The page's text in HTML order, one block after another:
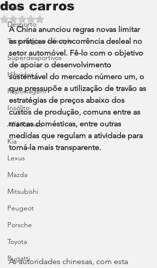
Teste
Desporto
Tecnologia e Lifestyle
Superdesportivos
Híbridos
Reportagem
Insólito
Alfa Romeo
Kia
Lexus
Mazda
Mitsubishi
Peugeot
Porsche
Toyota
Bugatti
dos carros
Avaliado com NaN de 5 estrelas.
A China anunciou regras novas limitar
as práticas de concorrência desleal no
setor automóvel. Fê-lo com o objetivo
de apoiar o desenvolvimento
sustentável do mercado número um, o
que pressupõe a utilização de travão as
estratégias de preços abaixo dos
custos de produção, comuns entre as
marcas domésticas, entre outras
medidas que regulam a atividade para
torná-la mais transparente.
As autoridades chinesas, com esta